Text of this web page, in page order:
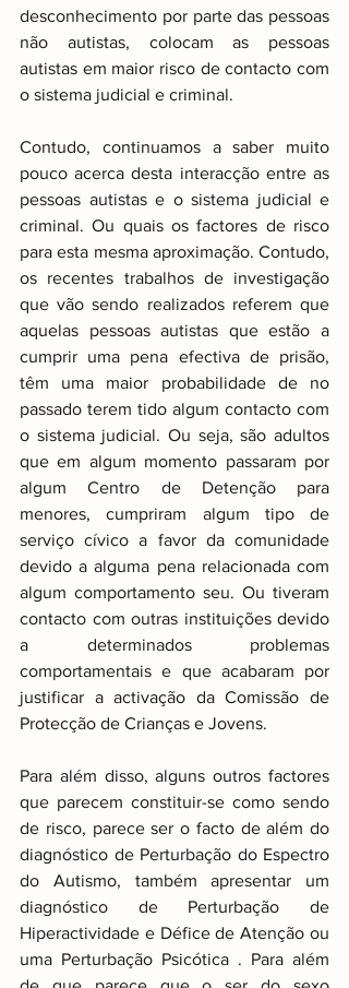
desconhecimento por parte das pessoas
não autistas, colocam as pessoas
autistas em maior risco de contacto com
o sistema judicial e criminal.
Contudo, continuamos a saber muito
pouco acerca desta interacção entre as
pessoas autistas e o sistema judicial e
criminal. Ou quais os factores de risco
para esta mesma aproximação. Contudo,
os recentes trabalhos de investigação
que vão sendo realizados referem que
aquelas pessoas autistas que estão a
cumprir uma pena efectiva de prisão,
têm uma maior probabilidade de no
passado terem tido algum contacto com
o sistema judicial. Ou seja, são adultos
que em algum momento passaram por
algum Centro de Detenção para
menores, cumpriram algum tipo de
serviço cívico a favor da comunidade
devido a alguma pena relacionada com
algum comportamento seu. Ou tiveram
contacto com outras instituições devido
a determinados problemas
comportamentais e que acabaram por
justificar a activação da Comissão de
Protecção de Crianças e Jovens.
Para além disso, alguns outros factores
que parecem constituir-se como sendo
de risco, parece ser o facto de além do
diagnóstico de Perturbação do Espectro
do Autismo, também apresentar um
diagnóstico de Perturbação de
Hiperactividade e Défice de Atenção ou
uma Perturbação Psicótica . Para além